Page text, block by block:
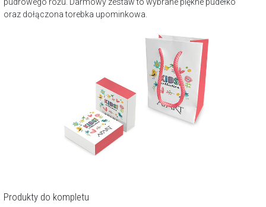
oraz dołączona torebka upominkowa.
Produkty do kompletu